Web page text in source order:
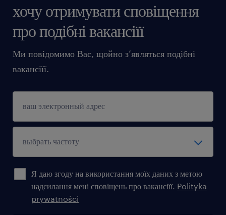
хочу отримувати сповіщення
про подібні вакансіїї
Ми повідомимо Вас, щойно з’являться подібні
вакансіїї.
Я даю згоду на використання моїх даних з метою
надсилання мені сповіщень про вакансіїї. Polityka
prywatności